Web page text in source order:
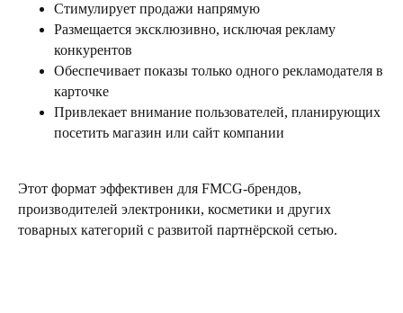
Стимулирует продажи напрямую
Размещается эксклюзивно, исключая рекламу
конкурентов
Обеспечивает показы только одного рекламодателя в
карточке
Привлекает внимание пользователей, планирующих
посетить магазин или сайт компании
Этот формат эффективен для FMCG-брендов,
производителей электроники, косметики и других
товарных категорий с развитой партнёрской сетью.